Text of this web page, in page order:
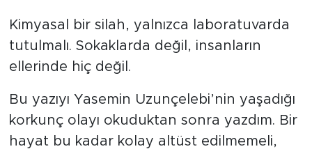
Kimyasal bir silah, yalnızca laboratuvarda
tutulmalı. Sokaklarda değil, insanların
ellerinde hiç değil.
Bu yazıyı Yasemin Uzunçelebi’nin yaşadığı
korkunç olayı okuduktan sonra yazdım. Bir
hayat bu kadar kolay altüst edilmemeli,